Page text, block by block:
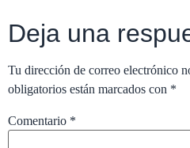
Deja una
Tu dirección de correo electrónico
obligatorios están marcados con *
Comentario *